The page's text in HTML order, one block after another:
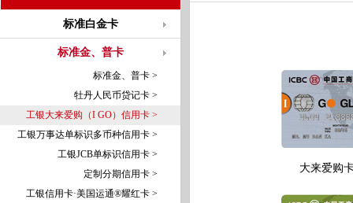
标准白金卡
标准金、普卡
标准金、普卡 >
牡丹人民币贷记卡 >
工银大来爱购（I GO）信用卡 >
工银万事达单标识多币种信用卡 >
工银JCB单标识信用卡 >
定制分期信用卡 >
工银信用卡·美国运通®耀红卡 >
大来爱购